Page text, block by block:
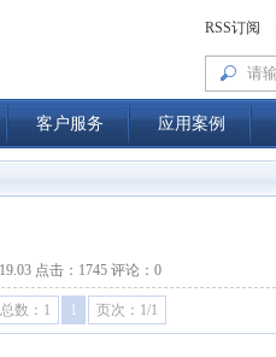
RSS订阅
客户服务 应用案例
点击： 1745 评论： 0
总数：1 1 页次：1/1